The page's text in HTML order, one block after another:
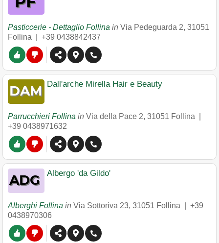
Pasticcerie - Dettaglio Follina in Via Pedeguarda 2, 31051
Follina
+39 0438842437
Dall'arche Mirella Hair e Beauty
Parrucchieri Follina in Via della Pace 2, 31051 Follina
+39 0438971632
Albergo 'da Gildo'
Alberghi Follina in Via Sottoriva 23, 31051 Follina
+39
0438970306